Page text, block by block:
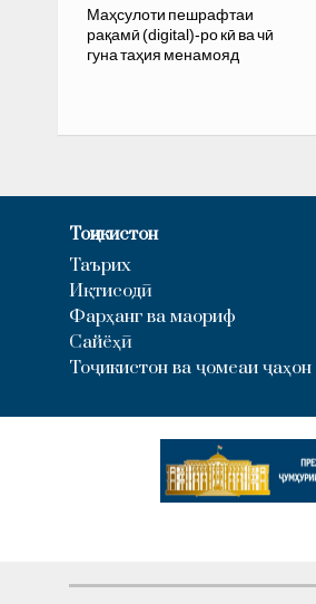
Маҳсулоти пешрафтаи
рақамӣ (digital)-ро кӣ ва чӣ
гуна таҳия менамояд
Тоҷикистон
Таърих
Иқтисодӣ
Фарҳанг ва маориф
Сайёҳӣ
Тоҷикистон ва ҷомеаи ҷаҳон